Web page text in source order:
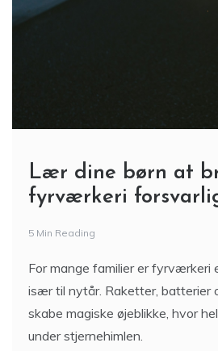
Lær dine børn at
fyrværkeri
5 Min Reading
For mange familier er fyrværkeri
især til nytår. Raketter, batterier
skabe magiske øjeblikke, hvor
under stjernehimlen.